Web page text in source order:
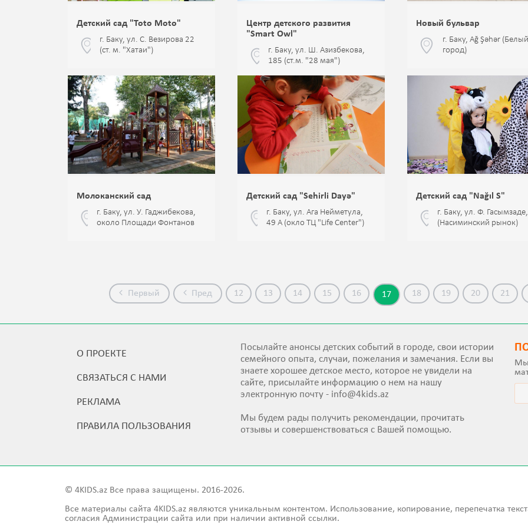
Детский сад "Toto Moto"
г. Баку, ул. С. Везирова 22
(ст. м. "Хатаи")
Центр детского развития
"Smart Owl"
г. Баку, ул. Ш. Азизбекова,
185 (ст.м. "28 мая")
Новый бульвар
г. Баку, Ağ Şəhər (Белый
город)
Молоканский сад
г. Баку, ул. У. Гаджибекова,
около Площади Фонтанов
Детский сад "Sehirli Dayə"
г. Баку, ул. Ага Нейметула,
49 А (окло ТЦ "Life Center")
Детский сад "Nağıl S"
г. Баку, ул. Ф.
(Насиминский рынок)
Первый Пред 12 13 14 15 16 17 18 19 20 21
О ПРОЕКТЕ
СВЯЗАТЬСЯ С НАМИ
РЕКЛАМА
ПРАВИЛА ПОЛЬЗОВАНИЯ
Посылайте анонсы детских событий в городе, свои истории
семейного опыта, случаи, пожелания и замечания. Если вы
знаете хорошее детское место, которое не увидели на
сайте, присылайте информацию о нем на нашу
электронную почту - info@4kids.az
Мы будем рады получить рекомендации, прочитать
отзывы и совершенствоваться с Вашей помощью.
Мы
© 4KIDS.az Все права защищены. 2016-2026.
Все материалы сайта 4KIDS.az являются уникальным контентом. Использование, копирование, перепечатка
согласия Администрации сайта или при наличии активной ссылки.